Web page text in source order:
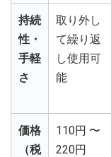
持続
性・
手軽
さ
取り外し
て繰り返
し使用可
能
価格
（税
110円 〜
220円